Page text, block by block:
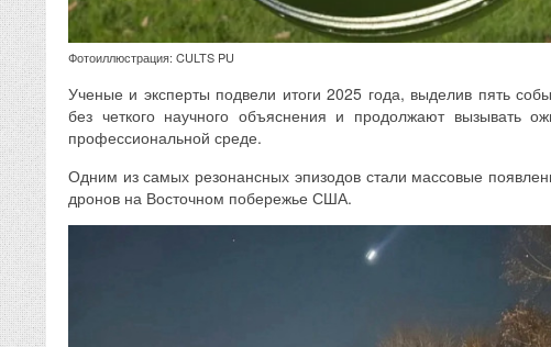
Фотоиллюстрация: CULTS PU
Ученые и эксперты подвели итоги 2025 года, выделив пять
без четкого научного объяснения и продолжают вызывать
профессиональной среде.
Одним из самых резонансных эпизодов стали массовые
дронов на Восточном побережье США.